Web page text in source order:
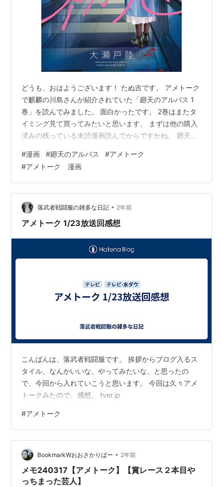
どうも、おはようございます！ たぬ吉です。 アメトーク
で麒麟の川島さんが紹介されていた「廻天のアルバス 1
巻」を読んでみました。 面白かったです。 2巻はまたタ
イミング見て買ってみたいと思います。 まずは他の購入
済みの残っている未読漫画読んでからですかね。 廻天の
格: 594 円楽天で詳細を見る 他に気になったのは、 ガス
灯野良犬探偵団 なんかジャンプでちょっと読んだことあ
るかも？ ジャンプもう何十年も買ってないはずなのにい
つ読んだんだろ？？ ガス灯野良犬探偵団 1 （ヤングジャ
ンプコミックス） [ 松原 利光 ]価格: 715 円…
#漫画 #廻天のアルバス #アメトーク
#アメトーク 漫画
落武者戦闘服の雑多な日記 • 2年前
アメトーク 1/23放送回感想
こんばんは、落武者戦闘服です。 挨拶からブログ入るス
タイル、なんかいいな、やってみたいな、と思ったの
で、今回から入れていこうと思います。 今回は久々アメ
トークみたので、感想。 tver.jp
#アメトーク
BookmarkWおおさかりばー • 2年前
メモ240317【アメトーク】【賞レース２本目や
っちまった芸人】